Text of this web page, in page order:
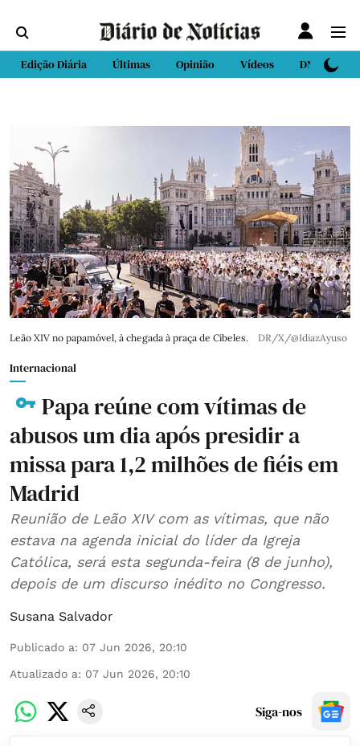
Edição Diária Últimas Opinião Vídeos DN Sport
Leão XIV no papamóvel, à chegada à praça de Cibeles. DR/X/@IdiazAyuso
Internacional
Papa reúne com vítimas de
abusos um dia após presidir a
missa para 1,2 milhões de fiéis em
Madrid
Reunião de Leão XIV com as vítimas, que não
estava na agenda inicial do líder da Igreja
Católica, será esta segunda-feira (8 de junho),
depois de um discurso inédito no Congresso.
Susana Salvador
Publicado a: 07 Jun 2026, 20:10
Atualizado a: 07 Jun 2026, 20:10
Siga-nos